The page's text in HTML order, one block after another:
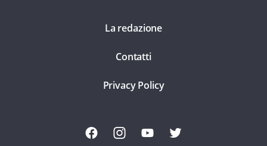
La redazione
Contatti
Privacy Policy